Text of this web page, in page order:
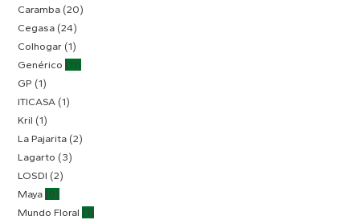
Caramba (20)
Cegasa (24)
Colhogar (1)
Genérico (11)
GP (1)
ITICASA (1)
Kril (1)
La Pajarita (2)
Lagarto (3)
LOSDI (2)
Maya (9)
Mundo Floral (1)